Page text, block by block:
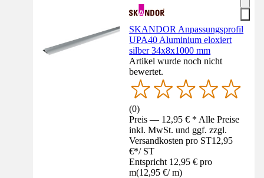
SKANDOR Anpassungsprofil
UPA40 Aluminium eloxiert
silber 34x8x1000 mm
Artikel wurde noch nicht
bewertet.
(0)
Preis — 12,95 € * Alle Preise
inkl. MwSt. und ggf. zzgl.
Versandkosten pro ST12,95
€*/ ST
Entspricht 12,95 € pro
m(12,95 €/ m)